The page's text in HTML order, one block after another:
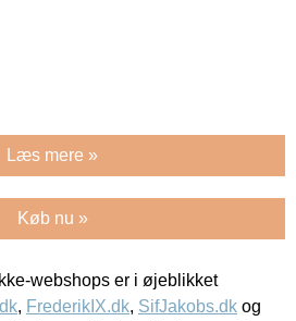
Læs mere »
Køb nu »
webshops er i øjeblikket
, FrederikIX.dk, SifJakobs.dk og